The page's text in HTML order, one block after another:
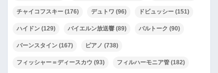
チャイコフスキー (176) デュトワ (96) ドビュッシー (151)
ハイドン (129) バイエルン放送響 (89) バルトーク (90)
バーンスタイン (167) ピアノ (738)
フィッシャー＝ディースカウ (93) フィルハーモニア管 (182)